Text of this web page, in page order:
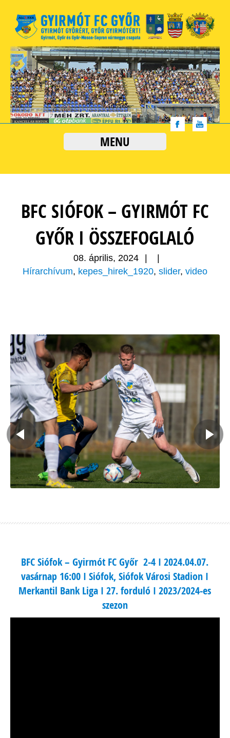
MENU
BFC SIÓFOK – GYIRMÓT FC
GYŐR I ÖSSZEFOGLALÓ
08. április, 2024
Hírarchívum, kepes_hirek_1920, slider, video
BFC Siófok – Gyirmót FC Győr 2-4 I 2024.04.07.
vasárnap 16:00 I Siófok, Siófok Városi Stadion I
Merkantil Bank Liga I 27. forduló I 2023/2024-es
szezon